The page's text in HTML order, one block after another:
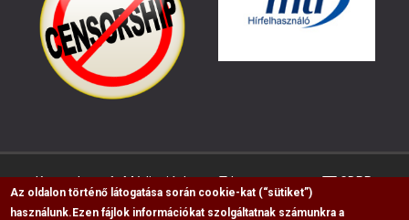
Kapcsolat Médiaajánlat Impresszum GDPR
Az oldalon történő látogatása során cookie-kat (“sütiket”)
használunk. Ezen fájlok információkat szolgáltatnak számunkra a